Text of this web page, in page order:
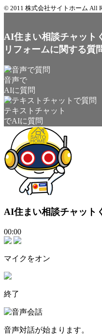
© 2011 株式会社サイトホーム All
AI住まい相談チャット
リフォームに関する質
音声で
AIに質問
テキストチャット
でAIに質問
AI住まい相談チャット
00:00
マイクをオン
終了
音声対話が始まります。